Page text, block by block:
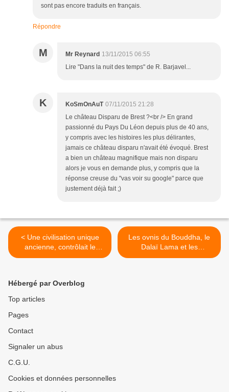
sont pas encore traduits en français.
Répondre
M Mr Reynard 13/11/2015 06:55
Lire "Dans la nuit des temps" de R. Barjavel...
K KoSmOnAuT 07/11/2015 21:28
Le château Disparu de Brest ?<br /> En grand
passionné du Pays Du Léon depuis plus de 40 ans,
y compris avec les histoires les plus délirantes,
jamais ce château disparu n'avait été évoqué. Brest
a bien un château magnifique mais non disparu
alors je vous en demande plus, y compris que la
réponse creuse du "vas voir su google" parce que
justement déjà fait ;)
< Une civilisation unique
ancienne, contrôlait le
champ magnétique de la
Les ovnis du Bouddha, le
Dalaï Lama et les
extraterrestres… >
Hébergé par Overblog
Top articles
Pages
Contact
Signaler un abus
C.G.U.
Cookies et données personnelles